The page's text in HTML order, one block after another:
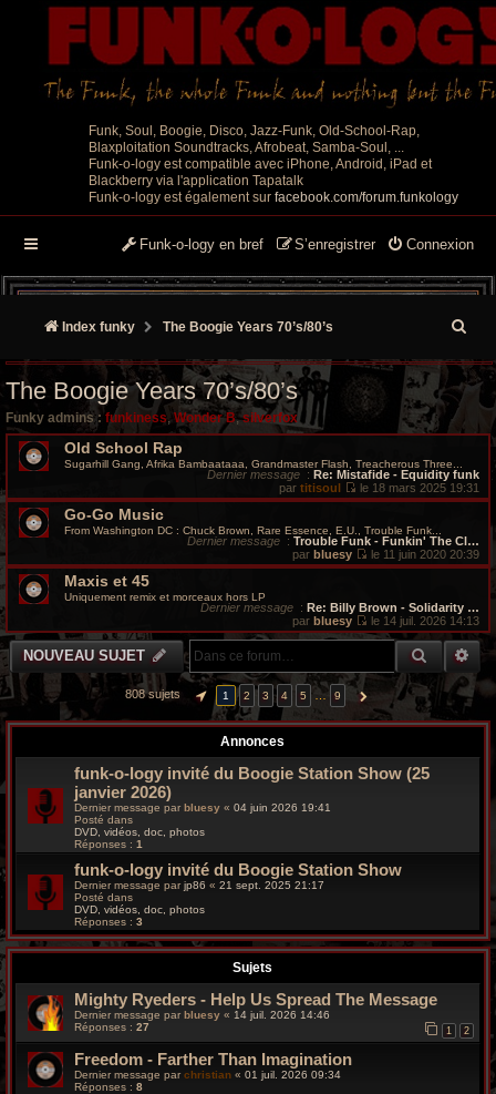
Funk, Soul, Boogie, Disco, Jazz-Funk, Old-School-Rap,
Blaxploitation Soundtracks, Afrobeat, Samba-Soul, ...
Funk-o-logy est compatible avec iPhone, Android, iPad et
Blackberry via l'application Tapatalk
Funk-o-logy est également sur facebook.com/forum.funkology
Connexion
S’enregistrer
Funk-o-logy en bref
Index funky The Boogie Years 70’s/80’s
e
h
e
r
h
e
g
The Boogie Years 70’s/80’s
Funky admins : funkiness, Wonder B,silverfox
Old School Rap
Sugarhill Gang, Afrika Bambaataaa, Grandmaster Flash, Treacherous Three...
Dernier message : Re: Mistafide - Equidity funk
par titisoul
V
r
l
e
r
n
i
e
m
e
s
a
le 18 mars 2025 19:31
Go-Go Music
From Washington DC : Chuck Brown, Rare Essence, E.U., Trouble Funk...
Dernier message : Trouble Funk - Funkin' The Cl…
par bluesy
V
r
e
d
r
e
r
s
s
le 11 juin 2020 20:39
Maxis et 45
Uniquement remix et morceaux hors LP
Dernier message : Re: Billy Brown - Solidarity …
par bluesy
V
o
r
d
e
e
g
le 14 juil. 2026 14:13
NOUVEAU SUJET
808 sujets PAGE SUR9
1 2 3 4 5 … 9 SUIVANTE
Annonces
funk-o-logy invité du Boogie Station Show (25
janvier 2026)
Dernier message par bluesy « 04 juin 2026 19:41
Posté dans
DVD, vidéos, doc, photos
Réponses : 1
funk-o-logy invité du Boogie Station Show
Dernier message parjp86 « 21 sept. 2025 21:17
Posté dans
DVD, vidéos, doc, photos
Réponses : 3
Sujets
Mighty Ryeders - Help Us Spread The Message
Dernier message par bluesy « 14 juil. 2026 14:46
Réponses : 27 1 2
Freedom - Farther Than Imagination
Dernier message parchristian « 01 juil. 2026 09:34
Réponses : 8